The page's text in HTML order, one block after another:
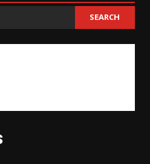
SEARCH